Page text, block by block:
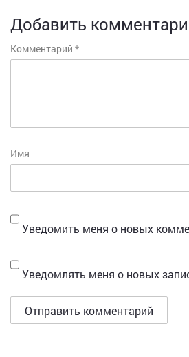
Добавить
Комментарий *
Имя
Уведомить меня о новых
Уведомлять меня о новых